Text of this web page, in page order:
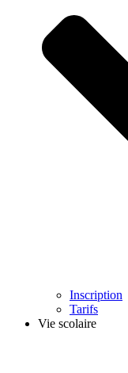
Inscription
Tarifs
Vie scolaire